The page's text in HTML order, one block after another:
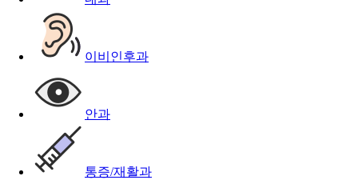
이비인후과
안과
통증/재활과